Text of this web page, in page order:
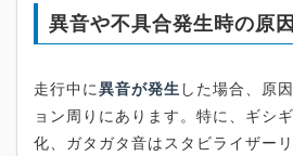
異音や不具合発生時の原
走行中に異音が発生 した場合、原
ョン周りにあります。特に、ギシ
化、ガタガタ音はスタビライザー